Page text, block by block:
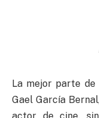
La mejor parte
Gael García